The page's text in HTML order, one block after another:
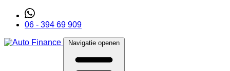
06 - 394 69 909
Navigatie openen